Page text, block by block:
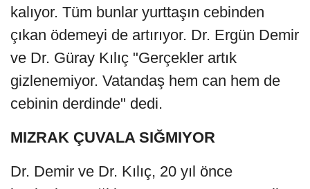
kalıyor. Tüm bunlar yurttaşın cebinden
çıkan ödemeyi de artırıyor. Dr. Ergün Demir
ve Dr. Güray Kılıç "Gerçekler artık
gizlenemiyor. Vatandaş hem can hem de
cebinin derdinde" dedi.
MIZRAK ÇUVALA SIĞMIYOR
Dr. Demir ve Dr. Kılıç, 20 yıl önce